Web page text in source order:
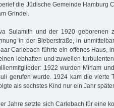
die Jüdische Gemeinde Hamburg
Grindel.
Sulamith und der 1920 geborenen
in der Bieberstraße, in
Carlebach führte ein offenes Haus,
lebhaften und zuweilen
1922 wurden Miriam
gerufen wurde. 1924 kam die vierte
als sechstes Kind nur ein Jahr
Jahre setzte sich Carlebach für eine